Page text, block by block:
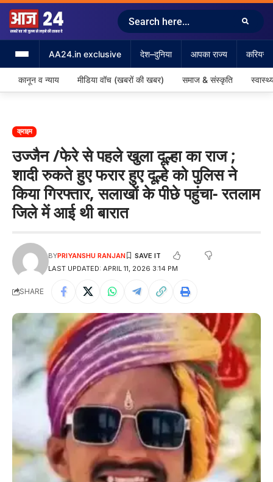
AA24.in exclusive देश–दुनिया आपका राज्य करियर
कानून व न्याय मीडिया वॉच (खबरों की खबर) समाज & संस्कृति
क्राइम
उज्जैन /फेरे से पहले खुला दूल्हा का राज ;
शादी रुकते हुए फरार हुए दूल्हे को पुलिस ने
किया गिरफ्तार, सलाखों के पीछे पहुंचा- रतलाम
जिले में आई थी बारात
LAST UPDATED: APRIL 11, 2026 3:14 PM
BYPRIYANSHU RANJAN
SHARE